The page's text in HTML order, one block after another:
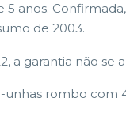
anos.
de 2003.
a garantia não se
rombo com